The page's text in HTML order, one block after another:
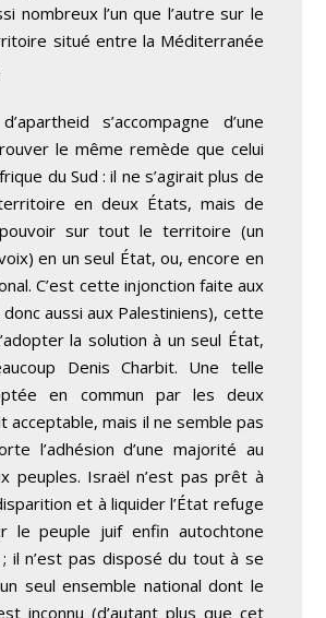
nombreux l’un que l’autre sur le
situé entre la Méditerranée
s’accompagne d’une
le même remède que celui
du Sud : il ne s’agirait plus de
en deux États, mais de
sur tout le territoire (un
en un seul État, ou, encore en
C’est cette injonction faite aux
aussi aux Palestiniens), cette
la solution à un seul État,
Denis Charbit. Une telle
en commun par les deux
acceptable, mais il ne semble pas
l’adhésion d’une majorité au
peuples. Israël n’est pas prêt à
et à liquider l’État refuge
le peuple juif enfin autochtone
il n’est pas disposé du tout à se
seul ensemble national dont le
inconnu (d’autant plus que cet